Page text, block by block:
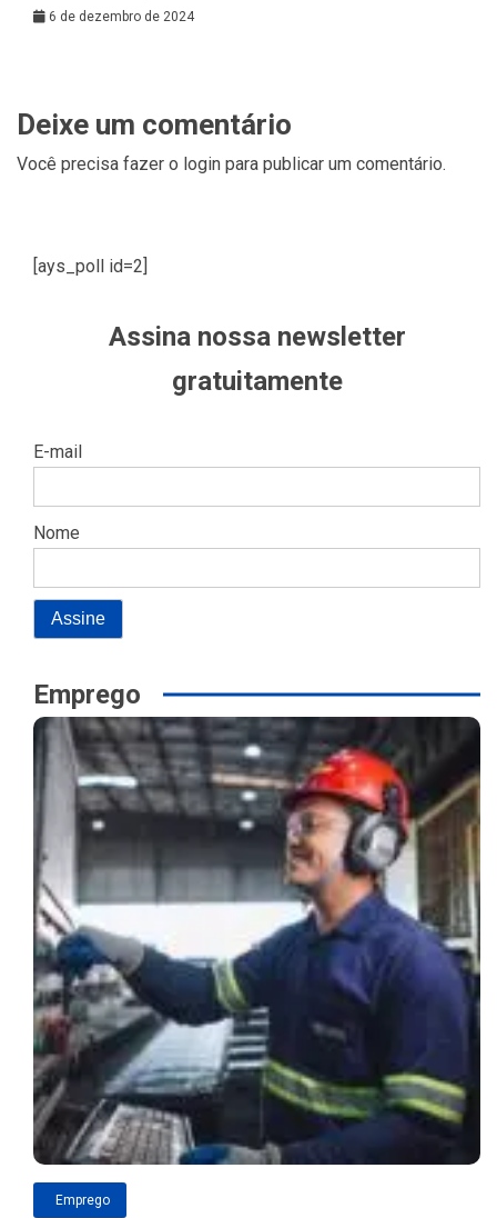
6 de dezembro de 2024
Deixe um comentário
Você precisa fazer o login para publicar um comentário.
[ays_poll id=2]
Assina nossa newsletter
gratuitamente
E-mail
Nome
Emprego
Emprego